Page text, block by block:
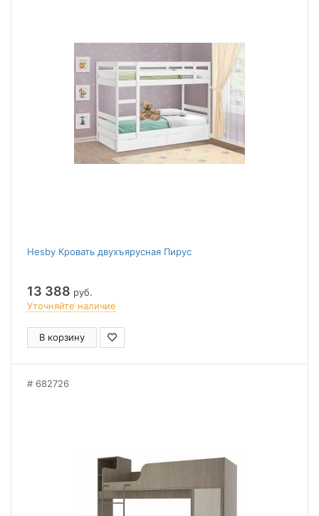
Hesby Кровать двухъярусная Пирус
13 388 руб.
Уточняйте наличие
В корзину
682726